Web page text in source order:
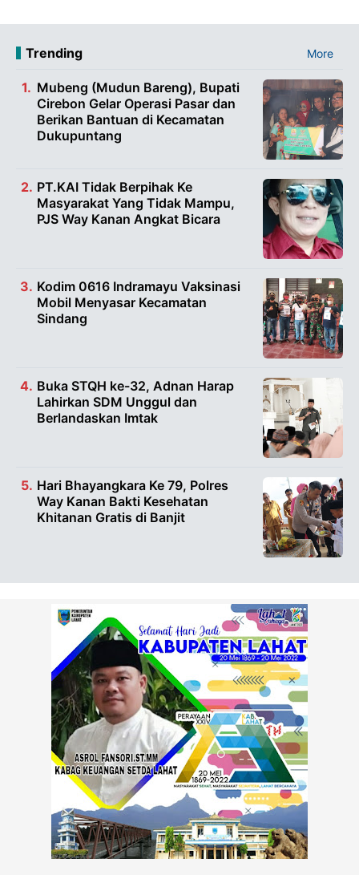
Trending More
Mubeng (Mudun Bareng), Bupati
Cirebon Gelar Operasi Pasar dan
Berikan Bantuan di Kecamatan
Dukupuntang
PT.KAI Tidak Berpihak Ke
Masyarakat Yang Tidak Mampu,
PJS Way Kanan Angkat Bicara
Kodim 0616 Indramayu Vaksinasi
Mobil Menyasar Kecamatan
Sindang
Buka STQH ke-32, Adnan Harap
Lahirkan SDM Unggul dan
Berlandaskan Imtak
Hari Bhayangkara Ke 79, Polres
Way Kanan Bakti Kesehatan
Khitanan Gratis di Banjit